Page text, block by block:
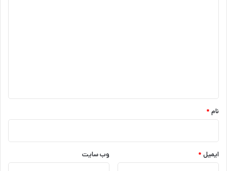
نام *
ایمیل * وب‌ سایت